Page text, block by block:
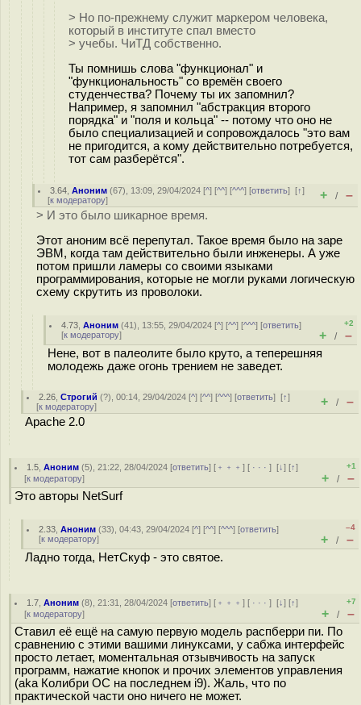
> Но по-прежнему служит маркером человека,
который в институте спал вместо
> учебы. ЧиТД собственно.
Ты помнишь слова "функционал" и
"функциональность" со времён своего
студенчества? Почему ты их запомнил?
Например, я запомнил "абстракция второго
порядка" и "поля и кольца" -- потому что оно не
было специализацией и сопровождалось "это вам
не пригодится, а кому действительно потребуется,
тот сам разберётся".
3.64 ,Аноним (67), 13:09, 29/04/2024 [^] [^^] [^^^] [ответить][↑]
[к модератору] + / –
> И это было шикарное время.
Этот аноним всё перепутал. Такое время было на заре
ЭВМ, когда там действительно были инженеры. А уже
потом пришли ламеры со своими языками
программирования, которые не могли руками логическую
схему скрутить из проволоки.
4.73 ,Аноним (41), 13:55, 29/04/2024 [^] [^^] [^^^] [ответить]
[к модератору]
+2
+ / –
Нене, вот в палеолите было круто, а теперешняя
молодежь даже огонь трением не заведет.
2.26 ,Строгий (?), 00:14, 29/04/2024 [^] [^^] [^^^] [ответить][↑]
[к модератору] + / –
Apache 2.0
1.5 ,Аноним (5), 21:22, 28/04/2024 [ответить] [ ﹢﹢﹢] [ · · ·][↓] [↑]
[к модератору]
+1
+ / –
Это авторы NetSurf
2.33 ,Аноним (33), 04:43, 29/04/2024 [^] [^^] [^^^] [ответить]
[к модератору]
–4
+ / –
Ладно тогда, НетСкуф - это святое.
1.7 ,Аноним (8), 21:31, 28/04/2024 [ответить] [ ﹢﹢﹢] [ · · ·][↓] [↑]
[к модератору]
+7
+ / –
Ставил её ещё на самую первую модель распберри пи. По
сравнению с этими вашими линуксами, у сабжа интерфейс
просто летает, моментальная отзывчивость на запуск
программ, нажатие кнопок и прочих элементов управления
(aka Колибри ОС на последнем i9). Жаль, что по
практической части оно ничего не может.